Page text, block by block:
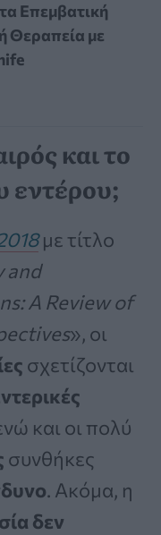
Επεμβατική
Θεραπεία με
και το
εντέρου;
με τίτλο
and
A Review of
», οι
σχετίζονται
και οι πολύ
συνθήκες
. Ακόμα, η
δεν